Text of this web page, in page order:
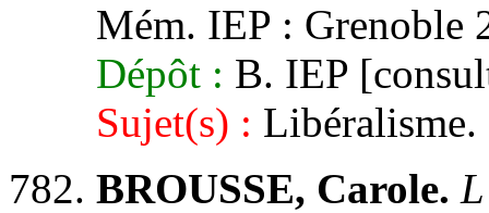
Mém. IEP : Grenoble
Dépôt : B. IEP
Sujet(s) :
BROUSSE, Carole.